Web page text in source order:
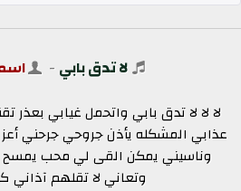
لا تدق بابي -
لا لا لا تدق بابي واتحمل غيابي
عذابي المشكله يأذن جروحي جرحني أعز
وناسيني يمكن القى لي محب يمسح
وتعاني لا تقلهم